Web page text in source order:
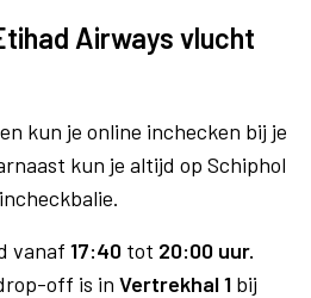
Airways vlucht
kun je online inchecken bij je
kun je altijd op Schiphol
vanaf 17:40 tot 20:00 uur.
off is in Vertrekhal 1 bij